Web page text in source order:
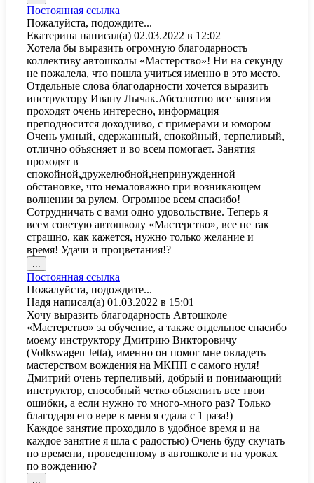
этот
метабокс
в
другое
состояние.
Постоянная ссылка
Пожалуйста, подождите...
Екатерина написал(а) 02.03.2022 в 12:02
Хотела бы выразить огромную благодарность
коллективу автошколы «Мастерство»! Ни на секунду
не пожалела, что пошла учиться именно в это место.
Отдельные слова благодарности хочется выразить
инструктору Ивану Лычак.Абсолютно все занятия
проходят очень интересно, информация
преподносится доходчиво, с примерами и юмором
Очень умный, сдержанный, спокойный, терпеливый,
отлично объясняет и во всем помогает. Занятия
проходят в
спокойной,дружелюбной,непринужденной
обстановке, что немаловажно при возникающем
волнении за рулем. Огромное всем спасибо!
Сотрудничать с вами одно удовольствие. Теперь я
всем советую автошколу «Мастерство», все не так
страшно, как кажется, нужно только желание и
время! Удачи и процветания!?️
этот
метабокс
в
другое
состояние.
Постоянная ссылка
Пожалуйста, подождите...
Надя написал(а) 01.03.2022 в 15:01
Хочу выразить благодарность Автошколе
«Мастерство» за обучение, а также отдельное спасибо
моему инструктору Дмитрию Викторовичу
(Volkswagen Jetta), именно он помог мне овладеть
мастерством вождения на МКПП с самого нуля!
Дмитрий очень терпеливый, добрый и понимающий
инструктор, способный четко объяснить все твои
ошибки, а если нужно то много-много раз? Только
благодаря его вере в меня я сдала с 1 раза!)
Каждое занятие проходило в удобное время и на
каждое занятие я шла с радостью) Очень буду скучать
по времени, проведенному в автошколе и на уроках
по вождению?